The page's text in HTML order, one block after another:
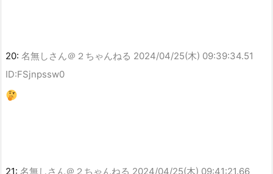
20: 名無しさん＠２ちゃんねる 2024/04/25(木) 09:39:34.51
ID:FSjnpssw0
21: 名無しさん＠２ちゃんねる 2024/04/25(木) 09:41:21.66